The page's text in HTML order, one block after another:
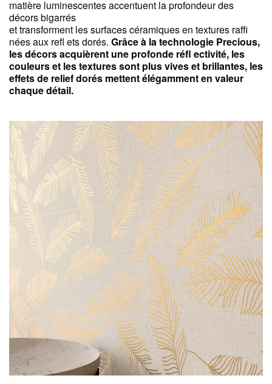
matière luminescentes accentuent la profondeur des
décors bigarrés
et transforment les surfaces céramiques en textures raffi
nées aux refl ets dorés. Grâce à la technologie Precious,
les décors acquièrent une profonde réfl ectivité, les
couleurs et les textures sont plus vives et brillantes, les
effets de relief dorés mettent élégamment en valeur
chaque détail.